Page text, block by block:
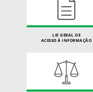
LEI GERAL DE
ACESSO À INFORMAÇÃO